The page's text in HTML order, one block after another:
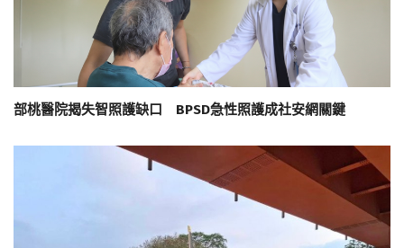
部桃醫院揭失智照護缺口 BPSD急性照護成社安網關鍵